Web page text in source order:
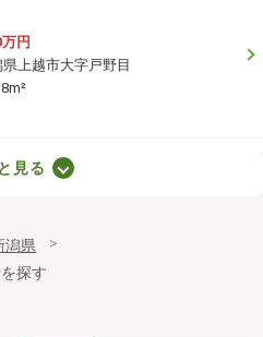
円
県上越市大字戸野目
見る
潟県
探す